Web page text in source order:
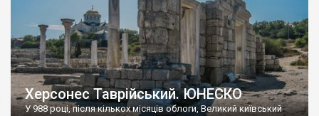
Херсонес Таврійський. ЮНЕСКО
У 988 році, після кількох місяців облоги, Великий київський